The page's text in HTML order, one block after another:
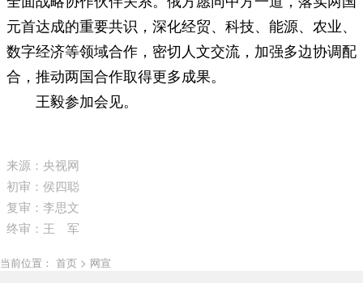
元首达成的重要共识，深化经贸、科技、能源、农业、
数字经济等领域合作，密切人文交流，加强多边协调配
合，推动两国合作取得更多成果。
王毅参加会见。
来源：央视网
初审：侯四聪
复审：李思文
终审：王 军
当前位置： 首页 > 网宣